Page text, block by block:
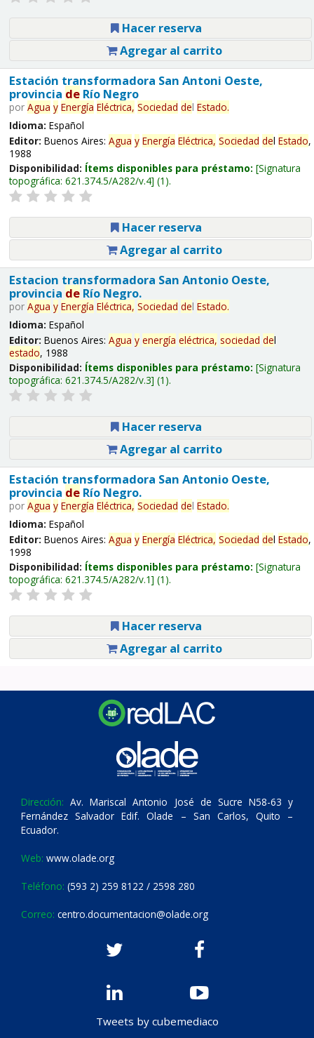
Hacer reserva
Agregar al carrito
Estación transformadora San Antoni Oeste,
provincia deRío Negro
por Agua y Energía Eléctrica, Sociedad del Estado.
Idioma: Español
Editor: Buenos Aires: Agua y Energía Eléctrica, Sociedad del Estado,
1988
Disponibilidad: Ítems disponibles para préstamo: Signatura
topográfica: 621.374.5/A282/v.4 (1).
Hacer reserva
Agregar al carrito
Estacion transformadora San Antonio Oeste,
provincia deRío Negro.
por Agua y Energía Eléctrica, Sociedad del Estado.
Idioma: Español
Editor: Buenos Aires: Agua y energía eléctrica, sociedad del
estado, 1988
Disponibilidad: Ítems disponibles para préstamo: Signatura
topográfica: 621.374.5/A282/v.3 (1).
Hacer reserva
Agregar al carrito
Estación transformadora San Antonio Oeste,
provincia deRío Negro.
por Agua y Energía Eléctrica, Sociedad del Estado.
Idioma: Español
Editor: Buenos Aires: Agua y Energía Eléctrica, Sociedad del Estado,
1998
Disponibilidad: Ítems disponibles para préstamo: Signatura
topográfica: 621.374.5/A282/v.1 (1).
Hacer reserva
Agregar al carrito
Dirección: Av. Mariscal Antonio José de Sucre N58-63 y
Fernández Salvador Edif. Olade – San Carlos, Quito –
Ecuador.
Web: www.olade.org
Teléfono: (593 2) 259 8122 / 2598 280
Correo: centro.documentacion@olade.org
Tweets by cubemediaco